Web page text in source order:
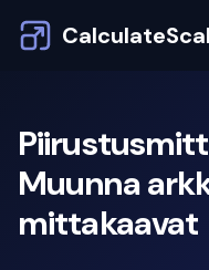
Muunna
mittakaavat